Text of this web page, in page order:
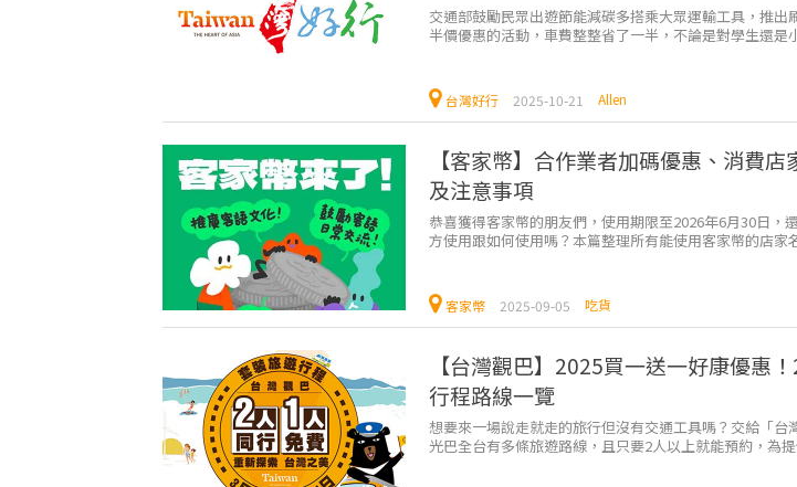
交通部鼓勵民眾出遊節能減碳多搭乘大眾運輸工具，推出
半價優惠的活動，車費整整省了一半，不論是對學生還是
台灣好行 2025-10-21 Allen
【客家幣】合作業者加碼優惠、消費
及注意事項
恭喜獲得客家幣的朋友們，使用期限至2026年6月30日，
方使用跟如何使用嗎？本篇整理所有能使用客家幣的店家
客家幣 2025-09-05 吃貨
【台灣觀巴】2025買一送一好康優惠
行程路線一覽
想要來一場說走就走的旅行但沒有交通工具嗎？交給「台
光巴全台有多條旅遊路線，且只要2人以上就能預約，為